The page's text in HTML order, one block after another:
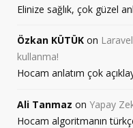
Elinize sağlık, çok güzel
Özkan KÜTÜK on
kullanma!
Hocam anlatım çok
Ali Tanmaz on Yapay
Hocam algoritmanın